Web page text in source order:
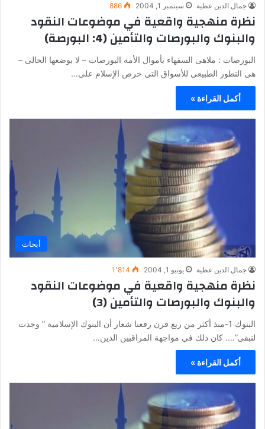
جمال الدين عطية سبتمبر 1, 2004 886
نظرة منهجية واقعية في موضوعات النقود
والبنوك والبورصات والتأمين (4: البورصة)
البورصات : ملاهى السفهاء بأموال الأمة البورصات – لا بوضعها الحالى –
هى التطور الطبيعى للأسواق التى حرص الإسلام على…
أكمل القراءة »
أبحاث
جمال الدين عطية يونيو 1, 2004 1٬814
نظرة منهجية واقعية في موضوعات النقود
والبنوك والبورصات والتأمين (3)
البنوك 1-منذ أكثر من ربع قرن رفعنا شعار أن البنوك الإسلامية ” وجدت
لتبقى”…. كان ذلك في مواجهة المراقبين الذين…
أكمل القراءة »